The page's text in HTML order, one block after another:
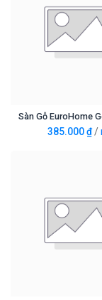
Sàn Gỗ EuroHome
385.000₫ /